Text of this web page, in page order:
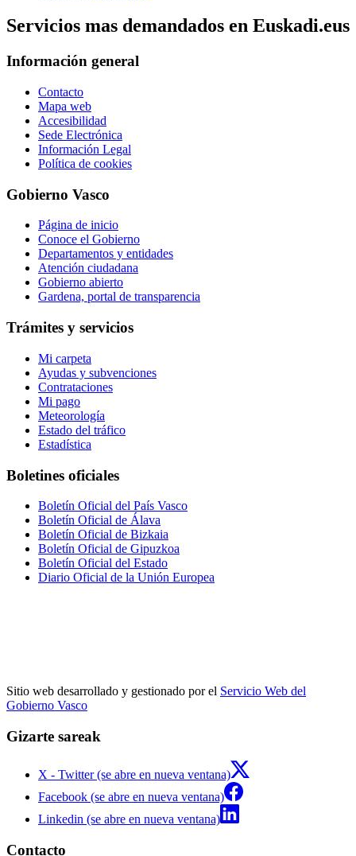
Servicios mas demandados en Euskadi.eus
Información general
Contacto
Mapa web
Accesibilidad
Sede Electrónica
Información Legal
Política de cookies
Gobierno Vasco
Página de inicio
Conoce el Gobierno
Departamentos y entidades
Atención ciudadana
Gobierno abierto
Gardena, portal de transparencia
Trámites y servicios
Mi carpeta
Ayudas y subvenciones
Contrataciones
Mi pago
Meteorología
Estado del tráfico
Estadística
Boletines oficiales
Boletín Oficial del País Vasco
Boletín Oficial de Álava
Boletín Oficial de Bizkaia
Boletín Oficial de Gipuzkoa
Boletín Oficial del Estado
Diario Oficial de la Unión Europea
Sitio web desarrollado y gestionado por el Servicio Web del
Gobierno Vasco
Gizarte sareak
X - Twitter (se abre en nueva ventana)
Facebook (se abre en nueva ventana)
Linkedin (se abre en nueva ventana)
Contacto